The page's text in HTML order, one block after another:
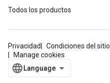
Todos los productos
Privacidad Condiciones del sitio
Manage cookies